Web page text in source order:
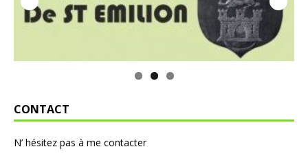
CONTACT
N’ hésitez pas à me contacter